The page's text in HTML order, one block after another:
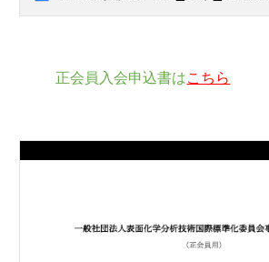
正会員入会申込書はこちら